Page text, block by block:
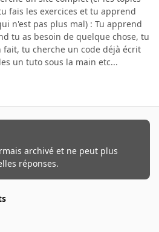
fais les exercices et tu apprend
n'est pas plus mal) : Tu apprend
tu as besoin de quelque chose, tu
tu cherche un code déjà écrit
un tuto sous la main etc...
archivé et ne peut plus
réponses.